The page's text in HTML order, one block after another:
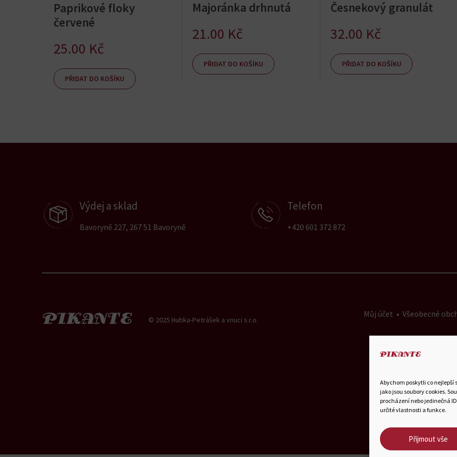
Abychom poskytli co
jako jsou soubory cookies.
procházení nebo jedinečná
určité vlastnosti a funkce.
Přijmout vše
Paprikové floky
červené
25.00 Kč
PŘIDAT DO KOŠÍKU
Majoránka drhnutá
21.00 Kč
PŘIDAT DO KOŠÍKU
Česnekový granulát
32.00 Kč
PŘIDAT DO KOŠÍKU
Výdej a sklad
Bavoryně 227, 267 51 Bavoryně
Telefon
+420 601 372 872
© 2025 Hubka-Petrášek a vnuci s.r.o.
Můj účet • Všeobecné